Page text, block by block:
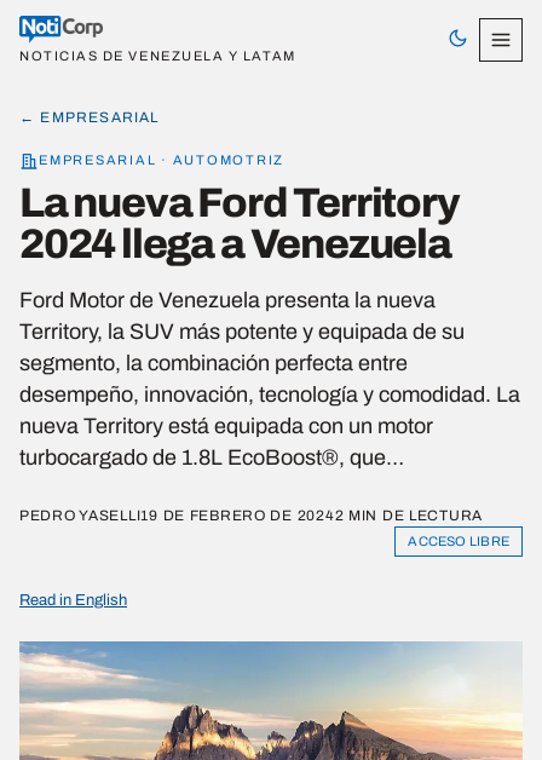
NOTICIAS DE VENEZUELA Y LATAM
← EMPRESARIAL
EMPRESARIAL · AUTOMOTRIZ
La nueva Ford Territory
2024 llega a Venezuela
Ford Motor de Venezuela presenta la nueva
Territory, la SUV más potente y equipada de su
segmento, la combinación perfecta entre
desempeño, innovación, tecnología y comodidad. La
nueva Territory está equipada con un motor
turbocargado de 1.8L EcoBoost®, que…
PEDRO YASELLI19 DE FEBRERO DE 20242 MIN DE LECTURA
ACCESO LIBRE
Read in English